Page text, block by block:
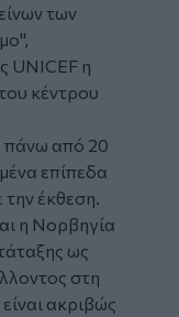
των
UNICEF η
κέντρου
πάνω από 20
επίπεδα
έκθεση.
η Νορβηγία
ως
στη
ακριβώς